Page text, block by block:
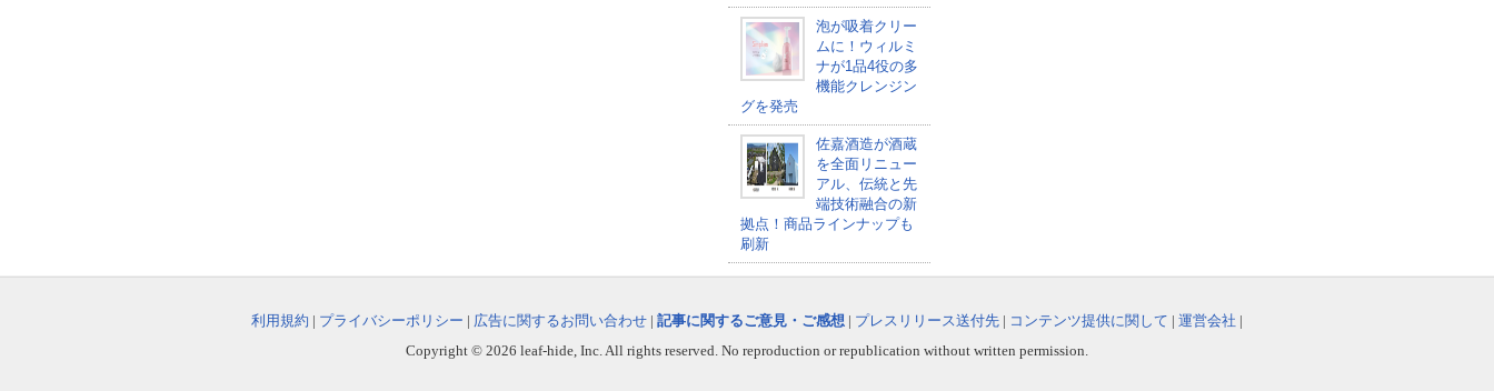
泡が吸着クリー
ムに！ウィルミ
ナが1品4役の多
機能クレンジン
グを発売
佐嘉酒造が酒蔵
を全面リニュー
アル、伝統と先
端技術融合の新
拠点！商品ラインナップも
刷新
利用規約 | プライバシーポリシー | 広告に関するお問い合わせ | 記事に関するご意見・ご感想 | プレスリリース送付先 | コンテンツ提供に関して | 運営会社 |
Copyright © 2026 leaf-hide, Inc. All rights reserved. No reproduction or republication without written permission.